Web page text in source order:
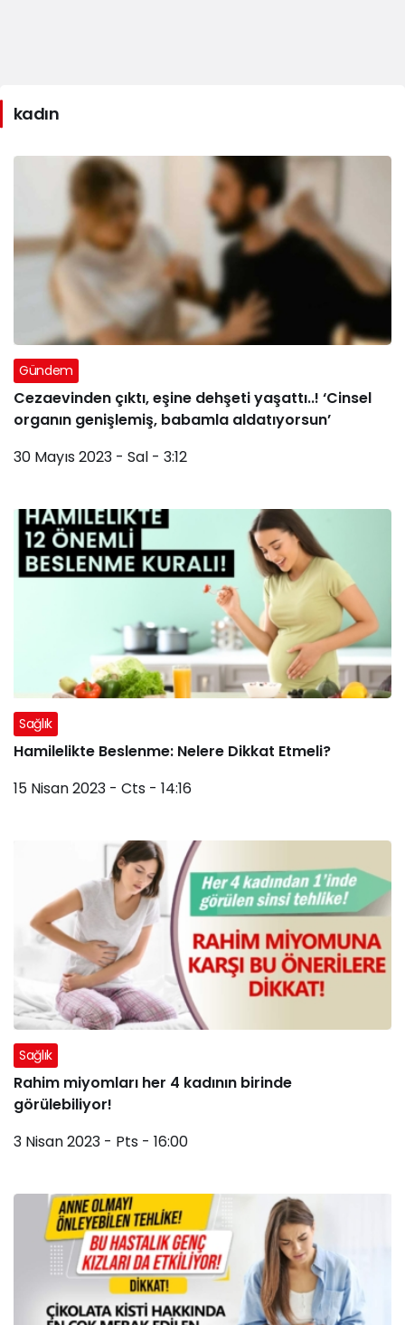
kadın
Gündem
Cezaevinden çıktı, eşine dehşeti yaşattı..! ‘Cinsel
organın genişlemiş, babamla aldatıyorsun’
30 Mayıs 2023 - Sal - 3:12
Sağlık
Hamilelikte Beslenme: Nelere Dikkat Etmeli?
15 Nisan 2023 - Cts - 14:16
Sağlık
Rahim miyomları her 4 kadının birinde
görülebiliyor!
3 Nisan 2023 - Pts - 16:00